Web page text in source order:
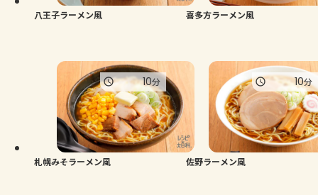
八王子ラーメン風 喜多方ラーメン風
札幌みそラーメン風
10分
佐野ラーメン風
10分